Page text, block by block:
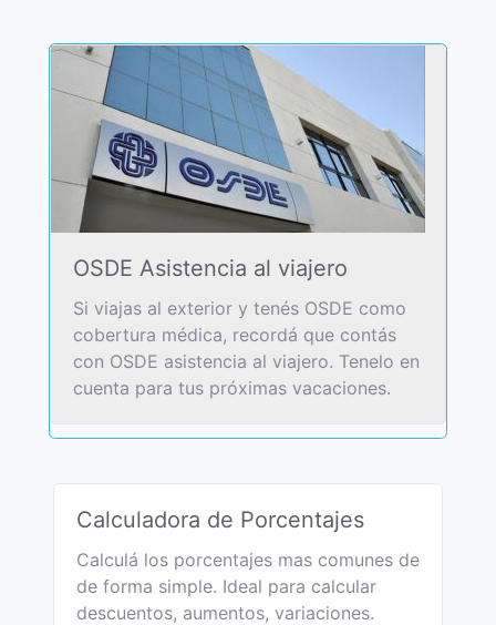
OSDE Asistencia al viajero
Si viajas al exterior y tenés OSDE como
cobertura médica, recordá que contás
con OSDE asistencia al viajero. Tenelo en
cuenta para tus próximas vacaciones.
Calculadora de Porcentajes
Calculá los porcentajes mas comunes de
de forma simple. Ideal para calcular
descuentos, aumentos, variaciones.